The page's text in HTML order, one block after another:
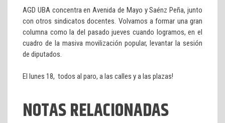
AGD UBA concentra en Avenida de Mayo y Saénz Peña, junto
con otros sindicatos docentes. Volvamos a formar una gran
columna como la del pasado jueves cuando logramos, en el
cuadro de la masiva movilización popular, levantar la sesión
de diputados.
El lunes 18, todos al paro, a las calles y a las plazas!
NOTAS RELACIONADAS